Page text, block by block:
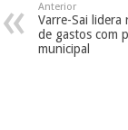
Anterior
Varre-Sai lidera
de gastos com
municipal